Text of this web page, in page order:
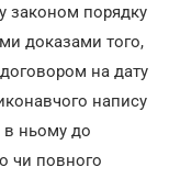
законом порядку
доказами того,
на дату
напису
в ньому до
чи повного